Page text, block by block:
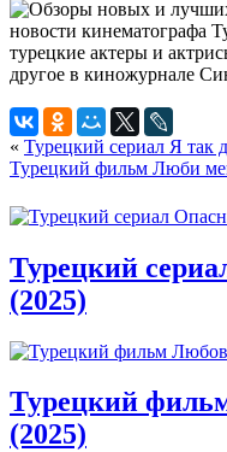
« Турецкий сериал Я так
Турецкий фильм Люби
Турецкий
(2025)
Турецкий
(2025)